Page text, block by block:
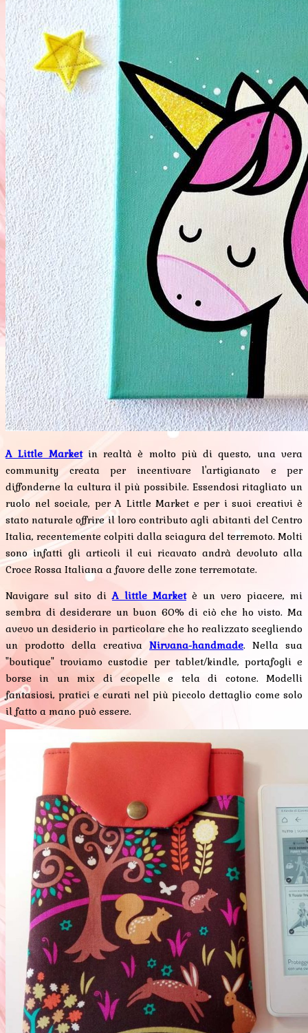
A Little Marketin realtà è molto più di questo, una vera
community creata per incentivare l'artigianato e per
diffonderne la cultura il più possibile. Essendosi ritagliato un
ruolo nel sociale, per A Little Market e per i suoi creativi è
stato naturale offrire il loro contributo agli abitanti del Centro
Italia, recentemente colpiti dalla sciagura del terremoto. Molti
sono infatti gli articoli il cui ricavato andrà devoluto alla
Croce Rossa Italiana a favore delle zone terremotate.
Navigare sul sito diA little Marketè un vero piacere, mi
sembra di desiderare un buon 60% di ciò che ho visto. Ma
avevo un desiderio in particolare che ho realizzato scegliendo
un prodotto della creativa Nirvana-handmade. Nella sua
"boutique" troviamo custodie per tablet/kindle, portafogli e
borse in un mix di ecopelle e tela di cotone. Modelli
fantasiosi, pratici e curati nel più piccolo dettaglio come solo
il fatto a mano può essere.